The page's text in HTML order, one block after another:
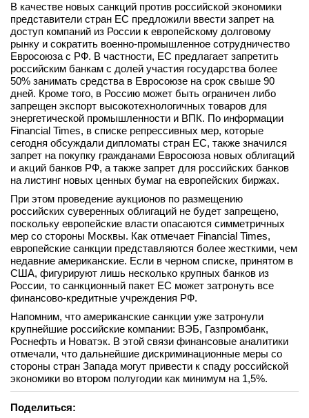
Стать автором
Вход
В качестве новых санкций против российской экономики
представители стран ЕС предложили ввести запрет на
доступ компаний из России к европейскому долговому
рынку и сократить военно-промышленное сотрудничество
Евросоюза с РФ. В частности, ЕС предлагает запретить
российским банкам с долей участия государства более
50% занимать средства в Евросоюзе на срок свыше 90
дней. Кроме того, в Россию может быть ограничен либо
запрещен экспорт высокотехнологичных товаров для
энергетической промышленности и ВПК. По информации
Financial Times, в списке репрессивных мер, которые
сегодня обсуждали дипломаты стран ЕС, также значился
запрет на покупку гражданами Евросоюза новых облигаций
и акций банков РФ, а также запрет для российских банков
на листинг новых ценных бумаг на европейских биржах.
При этом проведение аукционов по размещению
российских суверенных облигаций не будет запрещено,
поскольку европейские власти опасаются симметричных
мер со стороны Москвы. Как отмечает Financial Times,
европейские санкции представляются более жесткими, чем
недавние американские. Если в черном списке, принятом в
США, фигурируют лишь несколько крупных банков из
России, то санкционный пакет ЕС может затронуть все
финансово-кредитные учреждения РФ.
Напомним, что американские санкции уже затронули
крупнейшие российские компании: ВЭБ, Газпромбанк,
Роснефть и Новатэк. В этой связи финансовые аналитики
отмечали, что дальнейшие дискриминационные меры со
стороны стран Запада могут привести к спаду российской
экономики во втором полугодии как минимум на 1,5%.
Поделиться: